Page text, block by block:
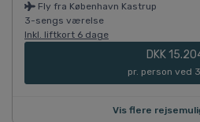
Fly fra København Kastrup
3-sengs værelse
Inkl. liftkort 6 dage
DKK
pr. person ved
Vis flere